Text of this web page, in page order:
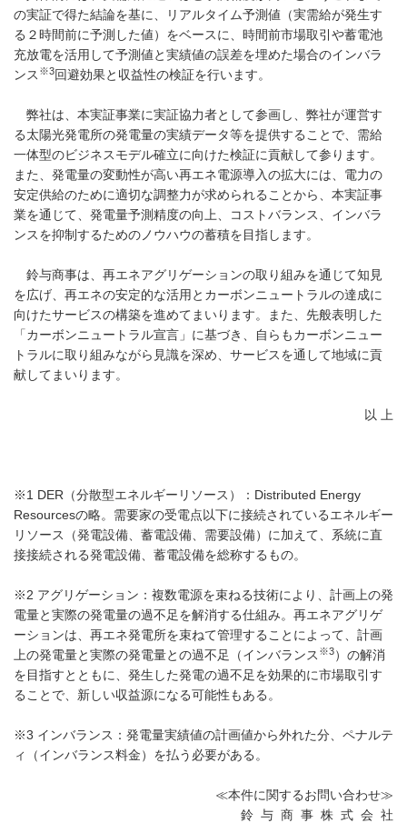
の実証で得た結論を基に、リアルタイム予測値（実需給が発生す
る２時間前に予測した値）をベースに、時間前市場取引や蓄電池
充放電を活用して予測値と実績値の誤差を埋めた場合のインバラ
ンス ※3回避効果と収益性の検証を行います。
弊社は、本実証事業に実証協力者として参画し、弊社が運営す
る太陽光発電所の発電量の実績データ等を提供することで、需給
一体型のビジネスモデル確立に向けた検証に貢献して参ります。
また、発電量の変動性が高い再エネ電源導入の拡大には、電力の
安定供給のために適切な調整力が求められることから、本実証事
業を通じて、発電量予測精度の向上、コストバランス、インバラ
ンスを抑制するためのノウハウの蓄積を目指します。
鈴与商事は、再エネアグリゲーションの取り組みを通じて知見
を広げ、再エネの安定的な活用とカーボンニュートラルの達成に
向けたサービスの構築を進めてまいります。また、先般表明した
「カーボンニュートラル宣言」に基づき、自らもカーボンニュー
トラルに取り組みながら見識を深め、サービスを通して地域に貢
献してまいります。
以 上
※1 DER（分散型エネルギーリソース）：Distributed Energy
Resourcesの略。需要家の受電点以下に接続されているエネルギー
リソース（発電設備、蓄電設備、需要設備）に加えて、系統に直
接接続される発電設備、蓄電設備を総称するもの。
※2 アグリゲーション：複数電源を束ねる技術により、計画上の発
電量と実際の発電量の過不足を解消する仕組み。再エネアグリゲ
ーションは、再エネ発電所を束ねて管理することによって、計画
上の発電量と実際の発電量との過不足（インバランス ※3）の解消
を目指すとともに、発生した発電の過不足を効果的に市場取引す
ることで、新しい収益源になる可能性もある。
※3 インバランス：発電量実績値の計画値から外れた分、ペナルテ
ィ（インバランス料金）を払う必要がある。
≪本件に関するお問い合わせ≫
鈴 与 商 事 株 式 会 社